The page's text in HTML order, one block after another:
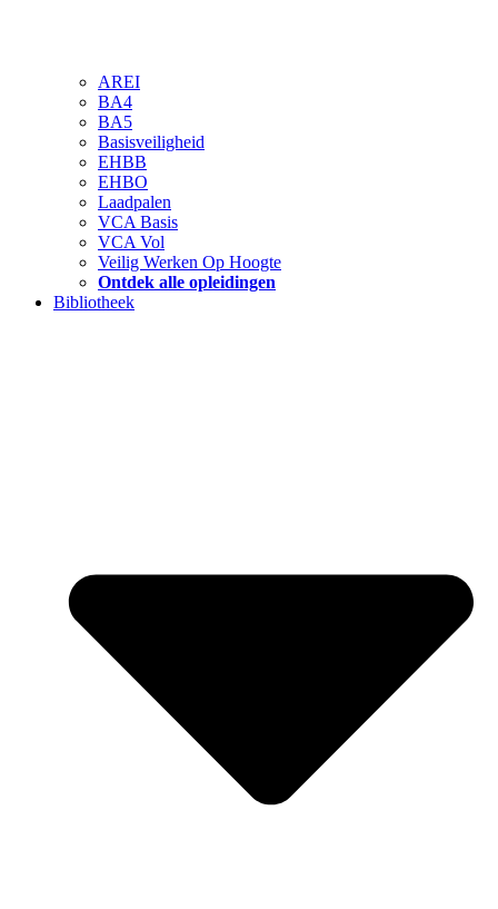
AREI
BA4
BA5
Basisveiligheid
EHBB
EHBO
Laadpalen
VCA Basis
VCA Vol
Veilig Werken Op Hoogte
Ontdek alle opleidingen
Bibliotheek